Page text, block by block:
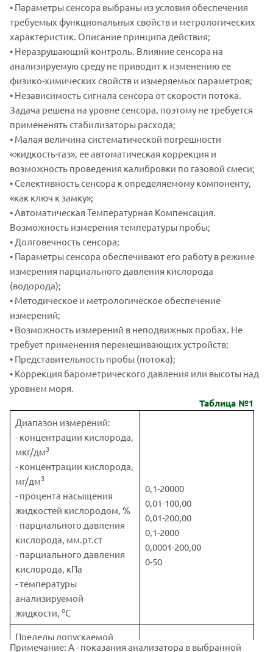
• Параметры сенсора выбраны из условия обеспечения
требуемых функциональных свойств и метрологических
характеристик. Описание принципа действия;
• Неразрушающий контроль. Влияние сенсора на
анализируемую среду не приводит к изменению ее
физико-химических свойств и измеряемых параметров;
• Независимость сигнала сенсора от скорости потока.
Задача решена на уровне сенсора, поэтому не требуется
примененять стабилизаторы расхода;
• Малая величина систематической погрешности
«жидкость-газ», ее автоматическая коррекция и
возможность проведения калибровки по газовой смеси;
• Селективность сенсора к определяемому компоненту,
«как ключ к замку»;
• Автоматическая Температурная Компенсация.
Возможность измерения температуры пробы;
• Долговечность сенсора;
• Параметры сенсора обеспечивают его работу в режиме
измерения парциального давления кислорода
(водорода);
• Методическое и метрологическое обеспечение
измерений;
• Возможность измерений в неподвижных пробах. Не
требует применения перемешивающих устройств;
• Представительность пробы (потока);
• Коррекция барометрического давления или высоты над
уровнем моря.
Таблица №1
Диапазон измерений:
- концентрации кислорода,
мкг/дм3
- концентрации кислорода,
мг/дм3
- процента насыщения
жидкостей кислородом, %
- парциального давления
кислорода, мм.рт.ст
- парциального давления
кислорода, кПа
- температуры
анализируемой
жидкости, oС
0,1-20000
0,01-100,00
0,01-200,00
0,1-2000
0,0001-200,00
0-50
Пределы допускаемой
Примечание: А - показания анализатора в выбранной